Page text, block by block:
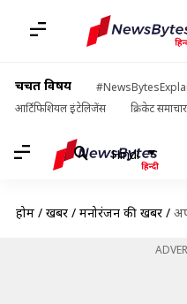
चर्चित विषय
आर्टिफिशियल इंटेलिजेंस
क्रिकेट समाचार
Hindi
होम / खबरें / मनोरंजन की खबरें /